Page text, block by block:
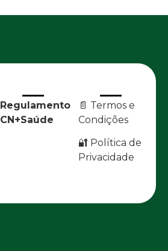
Regulamento
CN+Saúde
📄 Termos e
Condições
🔐 Política de
Privacidade